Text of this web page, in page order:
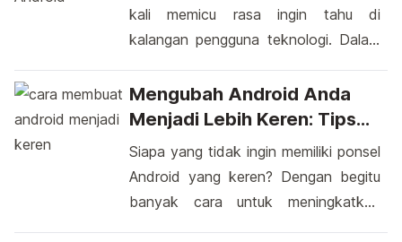
kali memicu rasa ingin tahu di
kalangan pengguna teknologi. Dalam
menjaga aplikasi-aplikasi khusus jauh
dari pandangan orang lain yang
Dengan begitu banyak aplikasi yang
digunakan sehari-hari, mungkin ada
saat-saat ketika Anda ingin menjaga
Mengubah Android Anda
Menjadi Lebih Keren: Tips
Dan Trik Personalisasi
Terbaik
Siapa yang tidak ingin memiliki ponsel
Android yang keren? Dengan begitu
banyak cara untuk meningkatkan